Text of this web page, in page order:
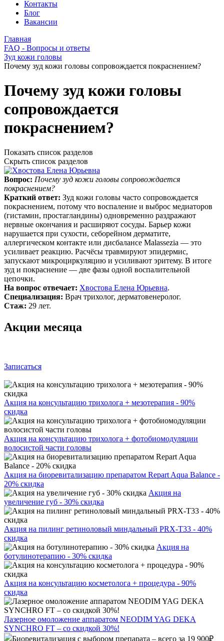
Контакты
Блог
Вакансии
Главная
FAQ - Вопросы и ответы
Зуд кожи головы
Почему зуд кожи головы сопровождается покраснением?
Почему зуд кожи головы
сопровождается
покраснением?
Показать список разделов
Скрыть список разделов
Вопрос: Почему зуд кожи головы сопровождается
покраснением?
Краткий ответ: Зуд кожи головы часто сопровождается
покраснением, потому что воспаление и выброс медиаторов
(гистамин, простагландины) одновременно раздражают
нервные окончания и расширяют сосуды. Барьер кожи
нарушается при сухости, себорейном дерматите,
аллергическом контакте или дисбалансе Malassezia — это
усиливает реакцию. Расчёсы травмируют эпидермис,
запускают микроциркуляцию и усиливают эритему. В итоге
зуд и покраснение — две фазы одной воспалительной
цепочки.
На вопрос отвечает: Хвостова Елена Юрьевна.
Специализация: Врач трихолог, дерматовенеролог.
Стаж: 29 лет.
Акции месяца
Записаться
Акция на консультацию трихолога + мезотерапия - 90%
скидка
Акция на консультацию трихолога + фотобиомодуляции
волосистой части головы
Акция на биоревитализацию препаратом Repart Aqua Balance -
20% скидка
Акция на
увеличение губ - 30% скидка
Акция на пилинг ретиноловый миндальный PRX-T33 - 40%
скидка
Акция на
ботулинотерапию - 30% скидка
Акция на консультацию косметолога + процедура - 90%
скидка
Лазерное омоложение аппаратом NEODIM YAG DEKA
SYNCHRO FT – со скидкой 30%!